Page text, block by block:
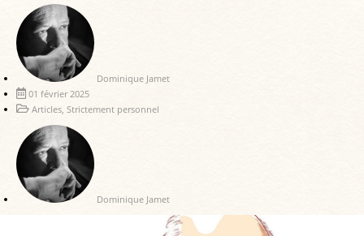
Dominique Jamet
01 février 2025
Articles, Strictement personnel
Dominique Jamet